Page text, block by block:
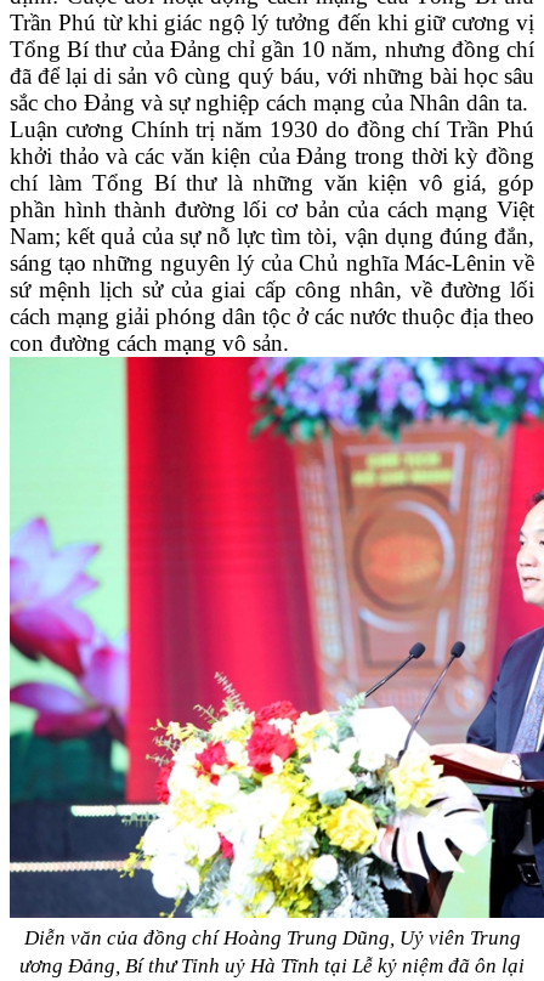
Trần Phú từ khi giác ngộ lý tưởng đến khi giữ cương vị
Tổng Bí thư của Đảng chỉ gần 10 năm, nhưng đồng chí
đã để lại di sản vô cùng quý báu, với những bài học sâu
sắc cho Đảng và sự nghiệp cách mạng của Nhân dân ta.
Luận cương Chính trị năm 1930 do đồng chí Trần Phú
khởi thảo và các văn kiện của Đảng trong thời kỳ đồng
chí làm Tổng Bí thư là những văn kiện vô giá, góp
phần hình thành đường lối cơ bản của cách mạng Việt
Nam; kết quả của sự nỗ lực tìm tòi, vận dụng đúng đắn,
sáng tạo những nguyên lý của Chủ nghĩa Mác-Lênin về
sứ mệnh lịch sử của giai cấp công nhân, về đường lối
cách mạng giải phóng dân tộc ở các nước thuộc địa theo
con đường cách mạng vô sản.
Diễn văn của đồng chí Hoàng Trung Dũng, Uỷ viên Trung
ương Đảng, Bí thư Tỉnh uỷ Hà Tĩnh tại Lễ kỷ niệm đã ôn lại